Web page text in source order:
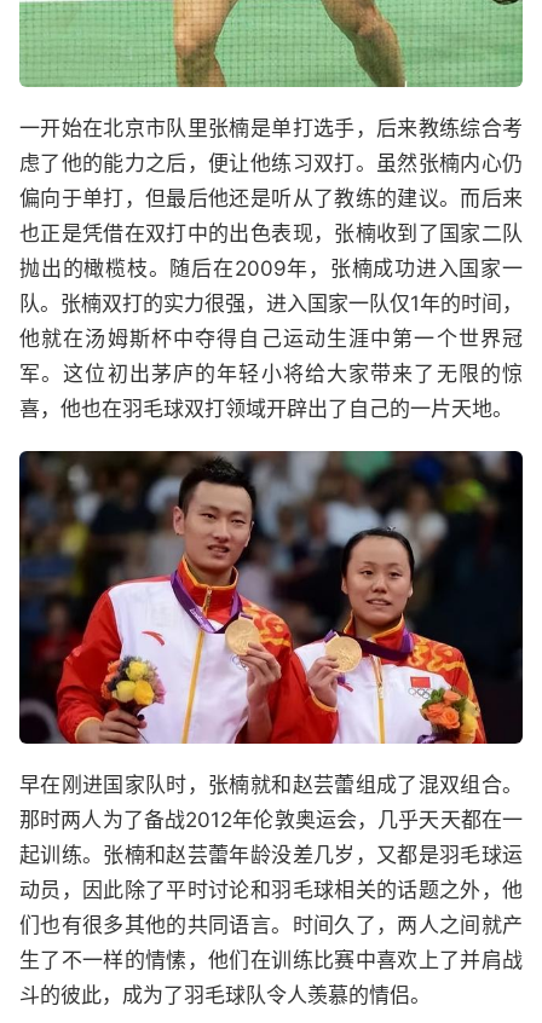
一开始在北京市队里张楠是单打选手，后来教练综合考
虑了他的能力之后，便让他练习双打。虽然张楠内心仍
偏向于单打，但最后他还是听从了教练的建议。而后来
也正是凭借在双打中的出色表现，张楠收到了国家二队
抛出的橄榄枝。随后在2009年，张楠成功进入国家一
队。张楠双打的实力很强，进入国家一队仅1年的时间，
他就在汤姆斯杯中夺得自己运动生涯中第一个世界冠
军。这位初出茅庐的年轻小将给大家带来了无限的惊
喜，他也在羽毛球双打领域开辟出了自己的一片天地。
早在刚进国家队时，张楠就和赵芸蕾组成了混双组合。
那时两人为了备战2012年伦敦奥运会，几乎天天都在一
起训练。张楠和赵芸蕾年龄没差几岁，又都是羽毛球运
动员，因此除了平时讨论和羽毛球相关的话题之外，他
们也有很多其他的共同语言。时间久了，两人之间就产
生了不一样的情愫，他们在训练比赛中喜欢上了并肩战
斗的彼此，成为了羽毛球队令人羡慕的情侣。